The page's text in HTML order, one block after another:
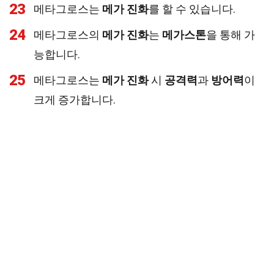
23 메타그로스는 메가 진화를 할 수 있습니다.
24 메타그로스의 메가 진화는 메가스톤을 통해 가
능합니다.
25 메타그로스는 메가 진화시 공격력과 방어력이
크게 증가합니다.